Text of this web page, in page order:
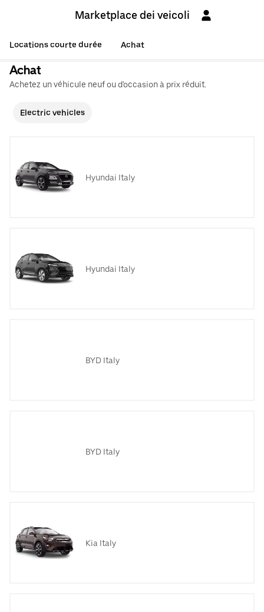
Marketplace dei veicoli
Locations courte durée Achat
Achat
Achetez un véhicule neuf ou d'occasion à prix réduit.
Electric vehicles
Hyundai Italy
Hyundai Italy
BYD Italy
BYD Italy
Kia Italy